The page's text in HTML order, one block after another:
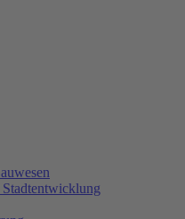
Stadtentwicklung